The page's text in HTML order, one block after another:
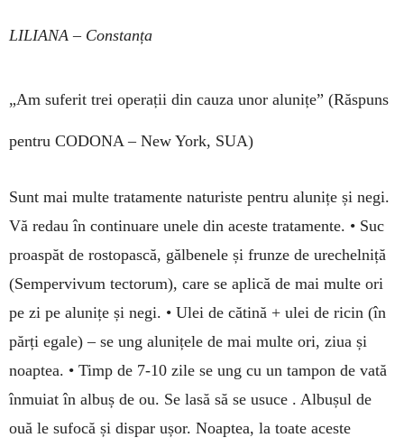
LILIANA – Constanța
„Am suferit trei operații din cauza unor alunițe” (Răspuns
pentru CODONA – New York, SUA)
Sunt mai multe tratamente naturiste pentru alunițe și negi.
Vă redau în continuare unele din aceste tra­ta­mente. • Suc
proaspăt de rostopască, gălbenele și frunze de urechelniță
(Sempervivum tectorum), care se aplică de mai multe ori
pe zi pe alunițe și negi. • Ulei de cătină + ulei de ricin (în
părți egale) – se ung alunițele de mai multe ori, ziua și
noaptea. • Timp de 7-10 zile se ung cu un tampon de vată
înmuiat în albuș de ou. Se lasă să se usu­ce . Albușul de
ouă le sufocă și dispar ușor. Noaptea, la toate aceste